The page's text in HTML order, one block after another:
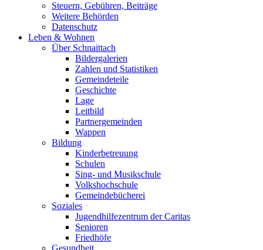
Steuern, Gebühren, Beiträge
Weitere Behörden
Datenschutz
Leben & Wohnen
Über Schnaittach
Bildergalerien
Zahlen und Statistiken
Gemeindeteile
Geschichte
Lage
Leitbild
Partnergemeinden
Wappen
Bildung
Kinderbetreuung
Schulen
Sing- und Musikschule
Volkshochschule
Gemeindebücherei
Soziales
Jugendhilfezentrum der Caritas
Senioren
Friedhöfe
Gesundheit